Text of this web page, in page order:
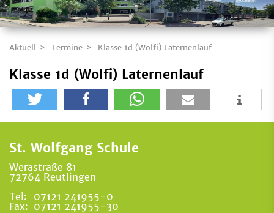
Aktuell Termine Klasse 1d (Wolfi) Laternenlauf
Klasse 1d (Wolfi) Laternenlauf
St. Wolfgang Schule
Werastraße 81
72764 Reutlingen
Tel:
07121 241955-0
Fax: 07121 241955-30